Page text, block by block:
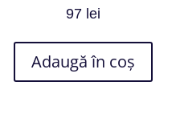
97lei
Adaugă în coș